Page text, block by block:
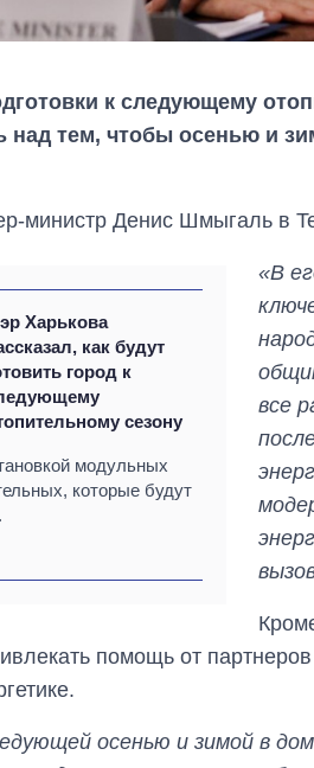
к следующему
над тем, чтобы осенью и
министр Денис Шмыгаль в
Харькова
как будут
город к
сезону
модульных
которые будут
«В
все
помощь от
осенью и зимой в